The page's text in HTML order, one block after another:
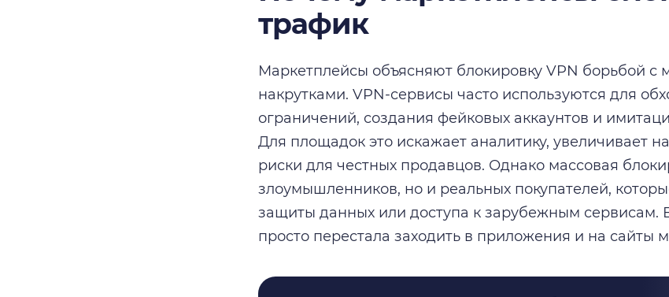
трафик
Маркетплейсы объясняют блокировку VPN борьбой с
накрутками. VPN-сервисы часто используются для
ограничений, создания фейковых аккаунтов и
Для площадок это искажает аналитику, увеличивает
риски для честных продавцов. Однако массовая
злоумышленников, но и реальных покупателей,
защиты данных или доступа к зарубежным сервисам.
просто перестала заходить в приложения и на сайты